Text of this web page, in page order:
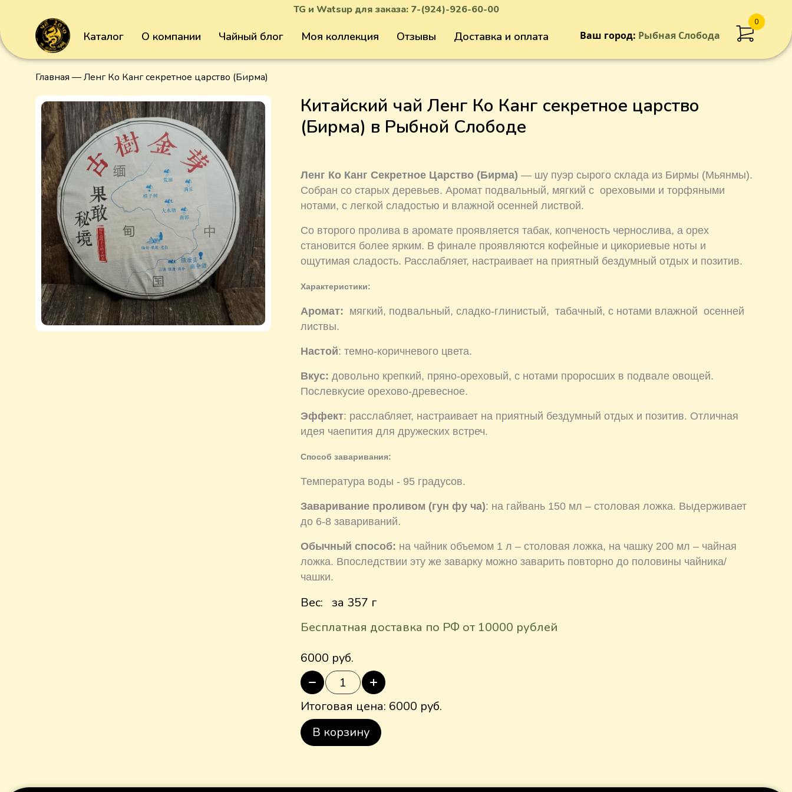
TG и Watsup для заказа: 7-(924)-926-60-00
Каталог О компании Чайный блог Моя коллекция Отзывы Доставка и оплата Ваш город: Рыбная Слобода
0
Главная — Ленг Ко Канг секретное царство (Бирма)
Китайский чай Ленг Ко Канг секретное царство
(Бирма) в Рыбной Слободе
Ленг Ко Канг Секретное Царство (Бирма) — шу пуэр сырого склада из Бирмы (Мьянмы).
Собран со старых деревьев. Аромат подвальный, мягкий с ореховыми и торфяными
нотами, с легкой сладостью и влажной осенней листвой.
Со второго пролива в аромате проявляется табак, копченость чернослива, а орех
становится более ярким. В финале проявляются кофейные и цикориевые ноты и
ощутимая сладость. Расслабляет, настраивает на приятный бездумный отдых и позитив.
Характеристики:
Аромат: мягкий, подвальный, сладко-глинистый, табачный, с нотами влажной осенней
листвы.
Настой: темно-коричневого цвета.
Вкус: довольно крепкий, пряно-ореховый, с нотами проросших в подвале овощей.
Послевкусие орехово-древесное.
Эффект: расслабляет, настраивает на приятный бездумный отдых и позитив. Отличная
идея чаепития для дружеских встреч.
Способ заваривания:
Температура воды - 95 градусов.
Заваривание проливом (гун фу ча): на гайвань 150 мл – столовая ложка. Выдерживает
до 6-8 завариваний.
Обычный способ: на чайник объемом 1 л – столовая ложка, на чашку 200 мл – чайная
ложка. Впоследствии эту же заварку можно заварить повторно до половины чайника/
чашки.
Вес: за 357 г
Бесплатная доставка по РФ от 10000 рублей
6000 руб.
Итоговая цена: 6000 руб.
В корзину